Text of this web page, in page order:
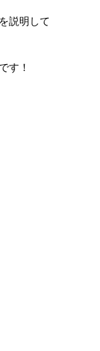
説明して
す！